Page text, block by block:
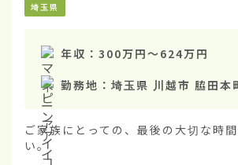
埼玉県
年収： 300万円〜624万円
勤務地： 埼玉県 川越市 脇田本
ご家族にとっての、最後の大切な時
い。